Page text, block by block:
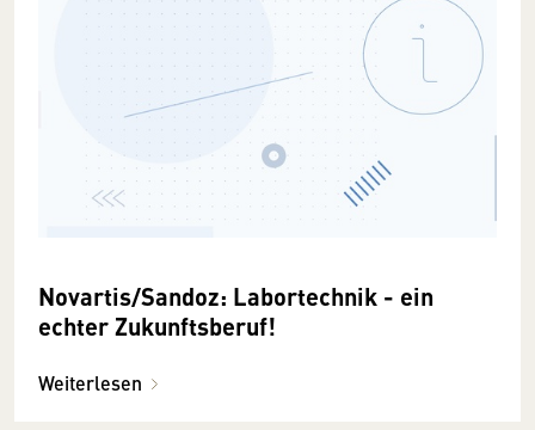
Novartis/Sandoz: Labortechnik - ein
echter Zukunftsberuf!
Weiterlesen